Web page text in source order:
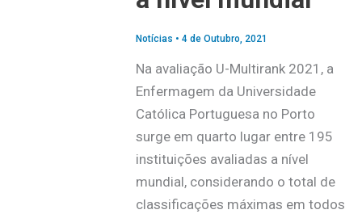
Notícias • 4 de Outubro, 2021
Na avaliação U-Multirank 2021, a
Enfermagem da Universidade
Católica Portuguesa no Porto
surge em quarto lugar entre 195
instituições avaliadas a nível
mundial, considerando o total de
classificações máximas em todos